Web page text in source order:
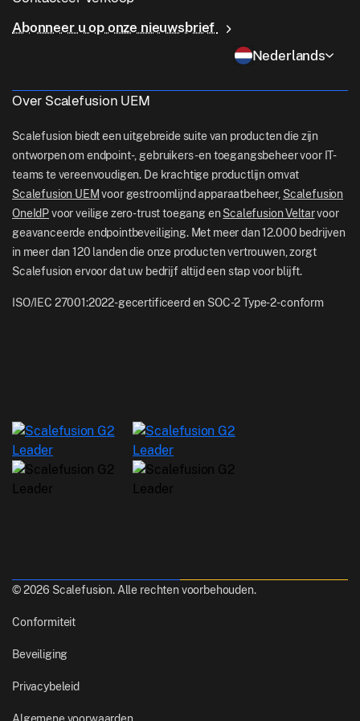
ChromeOS Management
Controle op afstand
BFSI
Waarom Scalefusion
Careers
sales[at]scalefusion.com
US: +1-415-650-4500
NZ: +64-9-888-4315
India: +91-63694-45500
Abonneer u op onze nieuwsbrief
Nederlands
Over Scalefusion UEM
Scalefusion biedt een uitgebreide suite van producten die zijn
ontworpen om endpoint-, gebruikers- en toegangsbeheer voor IT-
teams te vereenvoudigen. De krachtige productlijn omvat
Scalefusion UEM voor gestroomlijnd apparaatbeheer, Scalefusion
OneIdPvoor veilige zero-trust toegang en Scalefusion Veltarvoor
geavanceerde endpointbeveiliging. Met meer dan 12.000 bedrijven
in meer dan 120 landen die onze producten vertrouwen, zorgt
Scalefusion ervoor dat uw bedrijf altijd een stap voor blijft.
ISO/IEC 27001:2022-gecertificeerd en SOC-2 Type-2-conform
© 2026 Scalefusion. Alle rechten voorbehouden.
Conformiteit
Beveiliging
Privacybeleid